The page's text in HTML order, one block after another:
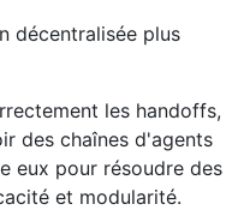
décentralisée plus
les handoffs,
des chaînes d'agents
eux pour résoudre des
et modularité.